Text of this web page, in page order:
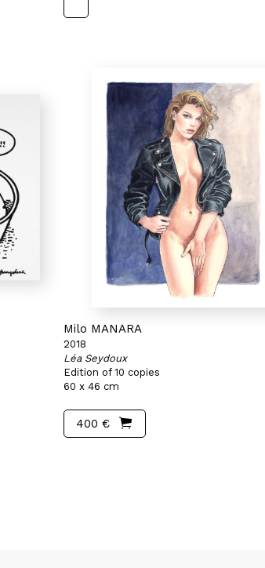
Milo MANARA
2018
Léa Seydoux
Edition of 10 copies
60 x 46 cm
400 €